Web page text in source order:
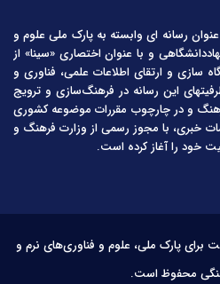
رسانه ای وابسته به پارک ملی علوم و
و با عنوان اختصاری «سینا» از
به آگاه سازی و ارتقای اطلاعات علمی، فناوری و
این رسانه در فرهنگ‌سازی و ترویج
و در چارچوب مقررات موضوعه کشوری
خبری، با مجوز رسمی از وزارت فرهنگ و
پارک ملی، علوم و فناوری‌های نرم و
محفوظ است.